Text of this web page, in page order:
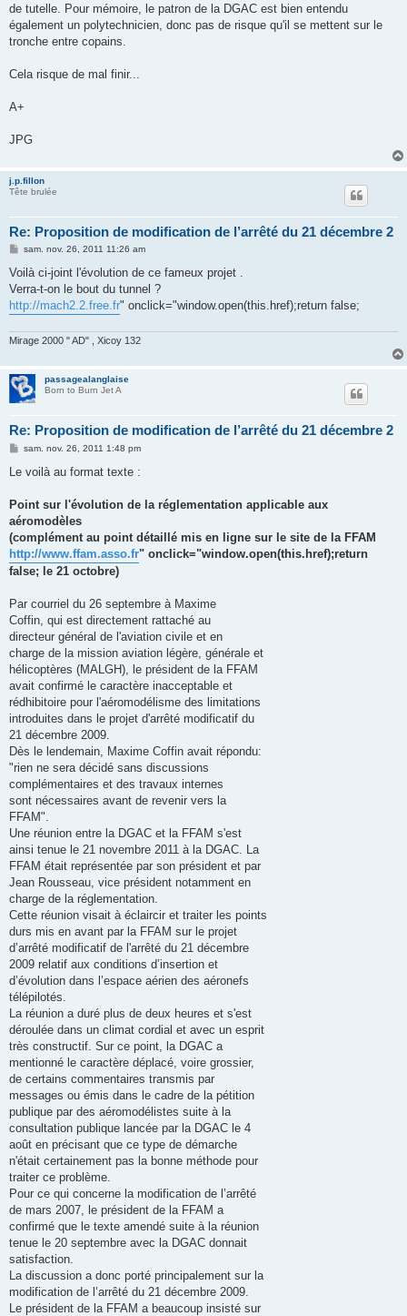
de tutelle. Pour mémoire, le patron de la DGAC est bien entendu
également un polytechnicien, donc pas de risque qu'il se mettent sur le
tronche entre copains.
Cela risque de mal finir...
A+
JPG
j.p.fillon
Tête brulée
Re: Proposition de modification de l’arrêté du 21 décembre 2
M
s
a
g
e
sam. nov. 26, 2011 11:26 am
Voilà ci-joint l'évolution de ce fameux projet .
Verra-t-on le bout du tunnel ?
http://mach2.2.free.fr" onclick="window.open(this.href);return false;
Mirage 2000 " AD" , Xicoy 132
passagealanglaise
Born to Burn Jet A
Re: Proposition de modification de l’arrêté du 21 décembre 2
M
s
g
sam. nov. 26, 2011 1:48 pm
Le voilà au format texte :
Point sur l'évolution de la réglementation applicable aux
aéromodèles
(complément au point détaillé mis en ligne sur le site de la FFAM
http://www.ffam.asso.fr" onclick="window.open(this.href);return
false; le 21 octobre)
Par courriel du 26 septembre à Maxime
Coffin, qui est directement rattaché au
directeur général de l'aviation civile et en
charge de la mission aviation légère, générale et
hélicoptères (MALGH), le président de la FFAM
avait confirmé le caractère inacceptable et
rédhibitoire pour l'aéromodélisme des limitations
introduites dans le projet d'arrêté modificatif du
21 décembre 2009.
Dès le lendemain, Maxime Coffin avait répondu:
"rien ne sera décidé sans discussions
complémentaires et des travaux internes
sont nécessaires avant de revenir vers la
FFAM".
Une réunion entre la DGAC et la FFAM s'est
ainsi tenue le 21 novembre 2011 à la DGAC. La
FFAM était représentée par son président et par
Jean Rousseau, vice président notamment en
charge de la réglementation.
Cette réunion visait à éclaircir et traiter les points
durs mis en avant par la FFAM sur le projet
d’arrêté modificatif de l'arrêté du 21 décembre
2009 relatif aux conditions d’insertion et
d’évolution dans l’espace aérien des aéronefs
télépilotés.
La réunion a duré plus de deux heures et s'est
déroulée dans un climat cordial et avec un esprit
très constructif. Sur ce point, la DGAC a
mentionné le caractère déplacé, voire grossier,
de certains commentaires transmis par
messages ou émis dans le cadre de la pétition
publique par des aéromodélistes suite à la
consultation publique lancée par la DGAC le 4
août en précisant que ce type de démarche
n'était certainement pas la bonne méthode pour
traiter ce problème.
Pour ce qui concerne la modification de l’arrêté
de mars 2007, le président de la FFAM a
confirmé que le texte amendé suite à la réunion
tenue le 20 septembre avec la DGAC donnait
satisfaction.
La discussion a donc porté principalement sur la
modification de l’arrêté du 21 décembre 2009.
Le président de la FFAM a beaucoup insisté sur